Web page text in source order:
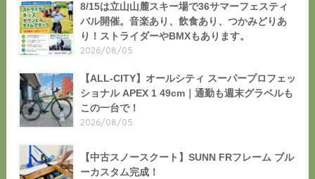
8/15は立山山麓スキー場で36サマーフェスティ
バル開催。音楽あり、飲食あり、つかみどりあ
り！ストライダーやBMXもあります。
2026/08/05
【ALL-CITY】オールシティ スーパープロフェッ
ショナル APEX 1 49cm｜通勤も週末グラベルも
この一台で！
2026/08/05
【中古スノースクート】SUNN FRフレーム ブル
ーカスタム完成！